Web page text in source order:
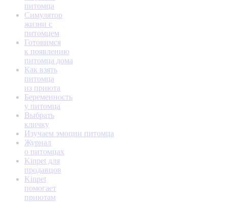
питомца
Симулятор
жизни с
питомцем
Готовимся
к появлению
питомца дома
Как взять
питомца
из приюта
Беременность
у питомца
Выбрать
кличку
Изучаем эмоции питомца
Журнал
о питомцах
Kinpet для
продавцов
Kinpet
помогает
приютам